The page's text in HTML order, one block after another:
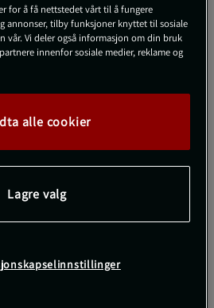
Gratis retur 14 dagers angrerett
beskyttende frontpanel og tett
for å få nettstedet vårt til å fungere
annonser, tilby funksjoner knyttet til sosiale
vår. Vi deler også informasjon om din bruk
innenfor sosiale medier, reklame og
alle cookier
Lagre valg